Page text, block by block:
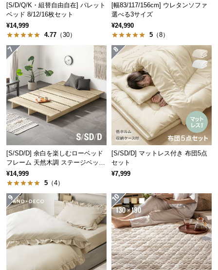
ス
に
つ
て
搬
入
経
路
に
つ
て
返
品・
キ
ャ
セ
ル
[S/D/Q/K・組替自由自在] パレット
ベッド 8/12/16枚セット
¥14,999
4.77 （30）
[幅83/117/156cm] ウレタンソファ
選べる3サイズ
¥24,990
5 （8）
[S/SD/D] 余白を楽しむローベッド
フレーム 天然木調 ステージベッド
ロボット掃除機対応
¥14,999
5 （4）
[S/SD/D] マットレス付き 布団5点
セット
¥7,999